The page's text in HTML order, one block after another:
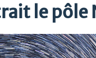
le pôle